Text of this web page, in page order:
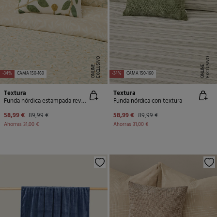
-34% CAMA 150-160 E
X
C
L
U
SI
V
O
O
N
LI
N
E
Textura
Funda nórdica estampada reversible
58,99 € 89,99 €
Ahorras 31,00 €
-34% CAMA 150-160 E
X
C
L
U
SI
V
O
O
N
LI
N
E
Textura
Funda nórdica con textura
58,99 € 89,99 €
Ahorras 31,00 €